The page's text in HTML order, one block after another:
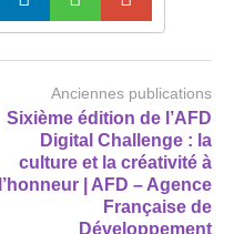
Anciennes publications
Sixième édition de l’AFD
Digital Challenge : la
culture et la créativité à
l’honneur | AFD – Agence
Française de
Développement